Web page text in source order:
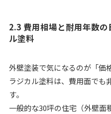
2.3 費用相場と耐用年数
ル塗料
外壁塗装で気になるのが「価
ラジカル塗料は、費用面でも
す。
一般的な30坪の住宅（外壁面